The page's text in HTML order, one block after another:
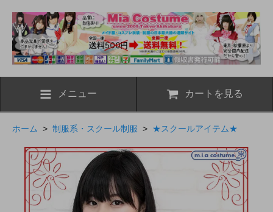
メニュー カートを見る
ホーム > 制服系・スクール制服 > ★スクールアイテム★